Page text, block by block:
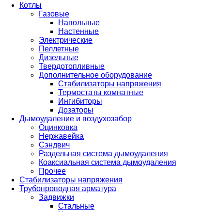
Котлы
Газовые
Напольные
Настенные
Электрические
Пеллетные
Дизельные
Твердотопливные
Дополнительное оборудование
Стабилизаторы напряжения
Термостаты комнатные
Ингибиторы
Дозаторы
Дымоудаление и воздухозабор
Оцинковка
Нержавейка
Сэндвич
Раздельная система дымоудаления
Коаксиальная система дымоудаления
Прочее
Стабилизаторы напряжения
Трубопроводная арматура
Задвижки
Стальные